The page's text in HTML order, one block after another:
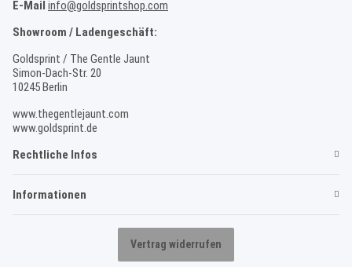
E-Mail info@goldsprintshop.com
Showroom / Ladengeschäft:
Goldsprint / The Gentle Jaunt
Simon-Dach-Str. 20
10245 Berlin
www.thegentlejaunt.com
www.goldsprint.de
Rechtliche Infos
Informationen
Vertrag widerrufen